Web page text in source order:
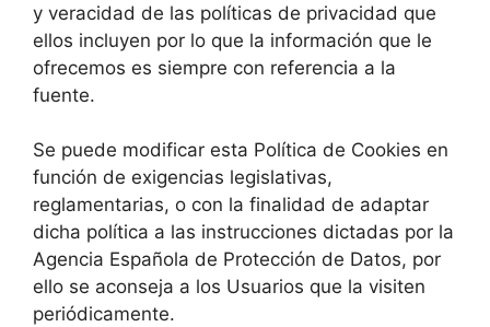
y veracidad de las políticas de privacidad que
ellos incluyen por lo que la información que le
ofrecemos es siempre con referencia a la
fuente.
Se puede modificar esta Política de Cookies en
función de exigencias legislativas,
reglamentarias, o con la finalidad de adaptar
dicha política a las instrucciones dictadas por la
Agencia Española de Protección de Datos, por
ello se aconseja a los Usuarios que la visiten
periódicamente.